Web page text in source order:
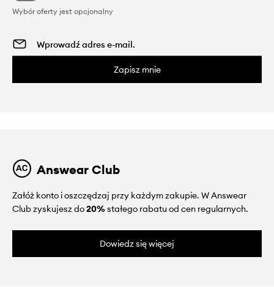
Wybór oferty jest opcjonalny
Zapisz mnie
Answear Club
Załóż konto i oszczędzaj przy każdym zakupie. W Answear
Club zyskujesz do20%stałego rabatu od cen regularnych.
Dowiedz się więcej